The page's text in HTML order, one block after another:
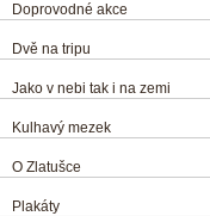
Doprovodné akce
Dvě na tripu
Jako v nebi tak i na zemi
Kulhavý mezek
O Zlatušce
Plakáty